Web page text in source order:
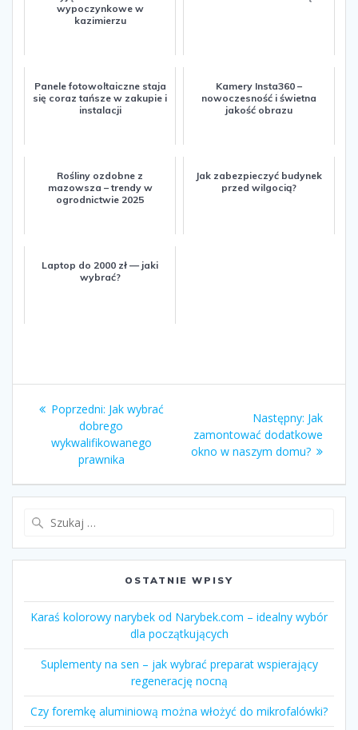
wypoczynkowe w
kazimierzu
Panele fotowoltaiczne staja
się coraz tańsze w zakupie i
instalacji
Kamery Insta360 –
nowoczesność i świetna
jakość obrazu
Rośliny ozdobne z
mazowsza – trendy w
ogrodnictwie 2025
Jak zabezpieczyć budynek
przed wilgocią?
Laptop do 2000 zł — jaki
wybrać?
Nawigacja
wpisu
Poprzedni: Poprzedni
wpis:
Jak wybrać
dobrego
wykwalifikowanego
prawnika
Następny: Następny
wpis:
Jak
zamontować dodatkowe
okno w naszym domu?
OSTATNIE WPISY
Karaś kolorowy narybek od Narybek.com – idealny wybór
dla początkujących
Suplementy na sen – jak wybrać preparat wspierający
regenerację nocną
Czy foremkę aluminiową można włożyć do mikrofalówki?